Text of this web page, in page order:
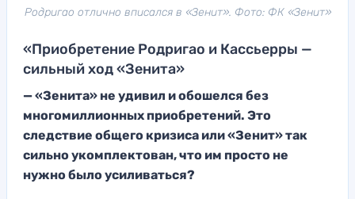
Родригао отлично вписался в «Зенит». Фото: ФК «Зенит»
«Приобретение Родригао и Кассьерры —
сильный ход «Зенита»
— «Зенита» не удивил и обошелся без
многомиллионных приобретений. Это
следствие общего кризиса или «Зенит» так
сильно укомплектован, что им просто не
нужно было усиливаться?